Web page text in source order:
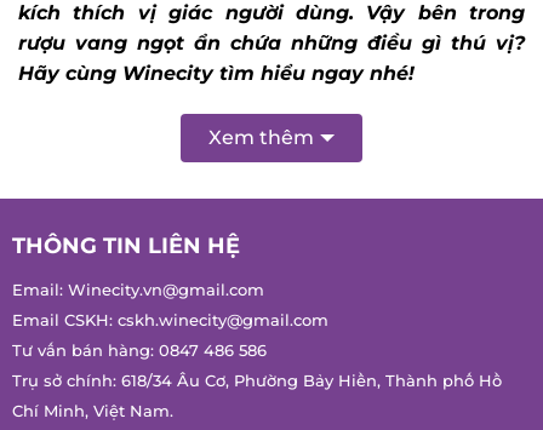
kích thích vị giác người dùng. Vậy bên trong
rượu vang ngọt ẩn chứa những điều gì thú vị?
Hãy cùng Winecity tìm hiểu ngay nhé!
Xem thêm
THÔNG TIN LIÊN HỆ
Email: Winecity.vn@gmail.com
Email CSKH: cskh.winecity@gmail.com
Tư vấn bán hàng: 0847 486 586
Trụ sở chính: 618/34 Âu Cơ, Phường Bảy Hiền, Thành phố Hồ
Chí Minh, Việt Nam.